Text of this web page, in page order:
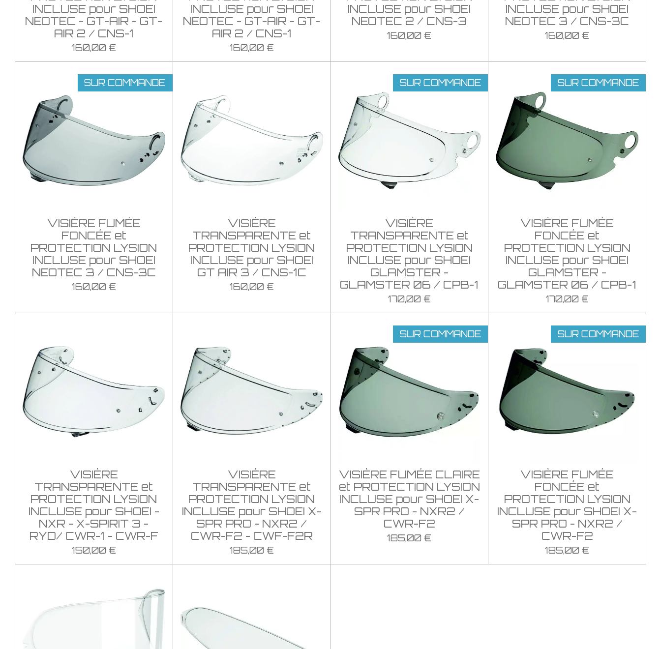
INCLUSE pour SHOEI
NEOTEC - GT-AIR - GT-
AIR 2 / CNS-1
160,00 €
INCLUSE pour SHOEI
NEOTEC - GT-AIR - GT-
AIR 2 / CNS-1
160,00 €
INCLUSE pour SHOEI
NEOTEC 2 / CNS-3
160,00 €
INCLUSE pour SHOEI
NEOTEC 3 / CNS-3C
160,00 €
SUR COMMANDE
VISIÈRE FUMÉE
FONCÉE et
PROTECTION LYSION
INCLUSE pour SHOEI
NEOTEC 3 / CNS-3C
160,00 €
VISIÈRE
TRANSPARENTE et
PROTECTION LYSION
INCLUSE pour SHOEI
GT AIR 3 / CNS-1C
160,00 €
SUR COMMANDE
VISIÈRE
TRANSPARENTE et
PROTECTION LYSION
INCLUSE pour SHOEI
GLAMSTER -
GLAMSTER 06 / CPB-1
170,00 €
SUR COMMANDE
VISIÈRE FUMÉE
FONCÉE et
PROTECTION LYSION
INCLUSE pour SHOEI
GLAMSTER -
GLAMSTER 06 / CPB-1
170,00 €
VISIÈRE
TRANSPARENTE et
PROTECTION LYSION
INCLUSE pour SHOEI -
NXR - X-SPIRIT 3 -
RYD/ CWR-1 - CWR-F
150,00 €
VISIÈRE
TRANSPARENTE et
PROTECTION LYSION
INCLUSE pour SHOEI X-
SPR PRO - NXR2 /
CWR-F2 - CWF-F2R
185,00 €
SUR COMMANDE
VISIÈRE FUMÉE CLAIRE
et PROTECTION LYSION
INCLUSE pour SHOEI X-
SPR PRO - NXR2 /
CWR-F2
185,00 €
SUR COMMANDE
VISIÈRE FUMÉE
FONCÉE et
PROTECTION LYSION
INCLUSE pour SHOEI X-
SPR PRO - NXR2 /
CWR-F2
185,00 €